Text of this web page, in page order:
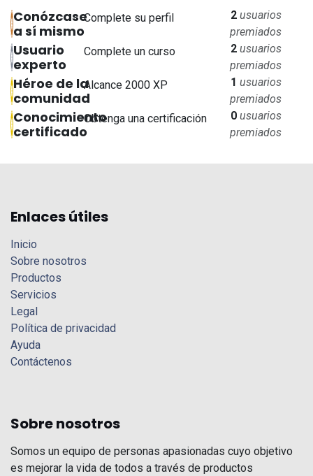
Conózcase
a sí mismo
Complete su perfil 2 usuarios
premiados
Usuario
experto
Complete un curso 2 usuarios
premiados
Héroe de la
comunidad
Alcance 2000 XP 1 usuarios
premiados
Conocimiento
certificado
Obtenga una certificación 0 usuarios
premiados
Enlaces útiles
Inicio
Sobre nosotros
Productos
Servicios
Legal
Política de privacidad
Ayuda
Contáctenos
Sobre nosotros
Somos un equipo de personas apasionadas cuyo objetivo
es mejorar la vida de todos a través de productos